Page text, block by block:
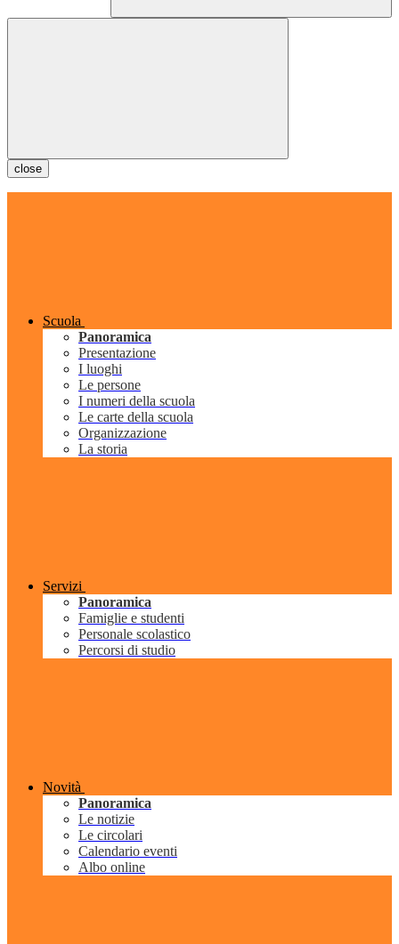
close
Scuola
Panoramica
Presentazione
I luoghi
Le persone
I numeri della scuola
Le carte della scuola
Organizzazione
La storia
Servizi
Panoramica
Famiglie e studenti
Personale scolastico
Percorsi di studio
Novità
Panoramica
Le notizie
Le circolari
Calendario eventi
Albo online